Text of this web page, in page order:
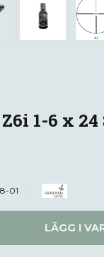
1-6 x 24
01
LÄGG I